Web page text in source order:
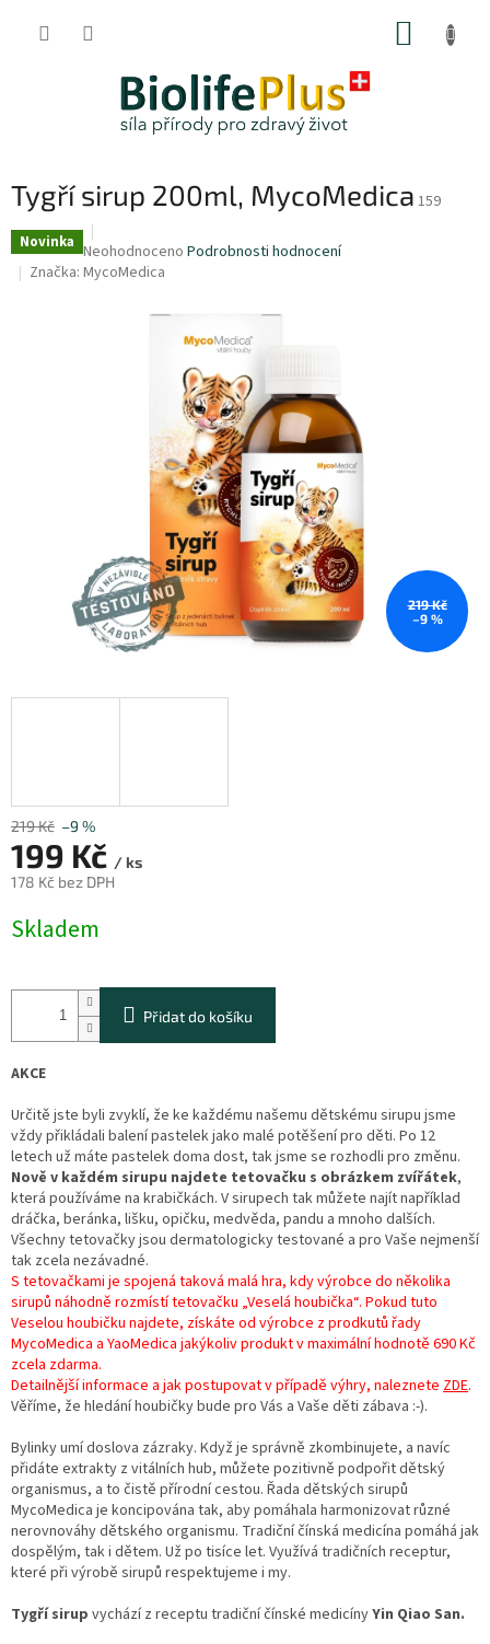
Tygří sirup 200ml, MycoMedica 159
Novinka Průměrné
hodnocení
Neohodnoceno Podrobnosti hodnocení
Značka: MycoMedica
219 Kč
–9 %
219 Kč –9 %
199 Kč / ks
178 Kč bez DPH
cena:
Skladem
Přidat do košíku
AKCE
Určitě jste byli zvyklí, že ke každému našemu dětskému sirupu jsme
vždy přikládali balení pastelek jako malé potěšení pro děti. Po 12
letech už máte pastelek doma dost, tak jsme se rozhodli pro změnu.
Nově v každém sirupu najdete tetovačku s obrázkem zvířátek,
která používáme na krabičkách. V sirupech tak můžete najít například
dráčka, beránka, lišku, opičku, medvěda, pandu a mnoho dalších.
Všechny tetovačky jsou dermatologicky testované a pro Vaše nejmenší
tak zcela nezávadné.
S tetovačkami je spojená taková malá hra, kdy výrobce do několika
sirupů náhodně rozmístí tetovačku „Veselá houbička“. Pokud tuto
Veselou houbičku najdete, získáte od výrobce z prodkutů řady
MycoMedica a YaoMedica jakýkoliv produkt v maximální hodnotě 690 Kč
zcela zdarma.
Detailnější informace a jak postupovat v případě výhry, naleznete ZDE.
Věříme, že hledání houbičky bude pro Vás a Vaše děti zábava :-).
Bylinky umí doslova zázraky. Když je správně zkombinujete, a navíc
přidáte extrakty z vitálních hub, můžete pozitivně podpořit dětský
organismus, a to čistě přírodní cestou. Řada dětských sirupů
MycoMedica je koncipována tak, aby pomáhala harmonizovat různé
nerovnováhy dětského organismu. Tradiční čínská medicína pomáhá jak
dospělým, tak i dětem. Už po tisíce let. Využívá tradičních receptur,
které při výrobě sirupů respektujeme i my.
Tygří sirup vychází z receptu tradiční čínské medicínyYin Qiao San.